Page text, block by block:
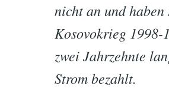
nicht an und haben
Kosovokrieg 1998-
zwei Jahrzehnte
Strom bezahlt.